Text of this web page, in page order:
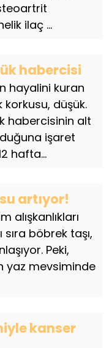
ilaç ...
habercisi
hayalini kuran
korkusu, düşük.
habercisinin alt
işaret
hafta...
artıyor!
alışkanlıkları
böbrek taşı,
Peki,
yaz mevsiminde
kanser